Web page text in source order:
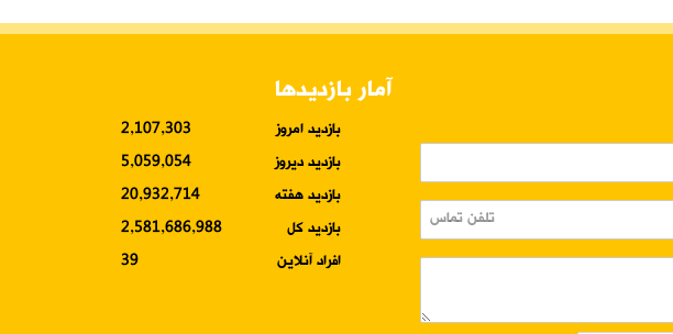
آمار بازدیدها
بازدید امروز
2,107,303
بازدید دیروز
5,059,054
بازدید هفته
20,932,714
بازدید کل
2,581,686,988
افراد آنلاین
39